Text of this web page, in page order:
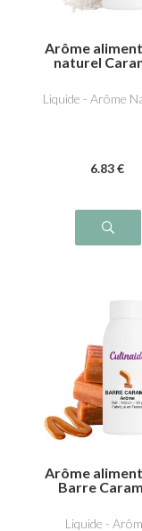
Arôme
naturel
Liquide - Arôme
6.83 €
Arôme
Barre
Liquide -